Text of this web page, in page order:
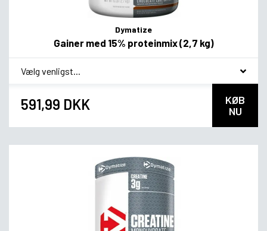
Dymatize
Gainer med 15% proteinmix (2,7 kg)
* Smagsvariant
591,99 DKK
KØB
NU